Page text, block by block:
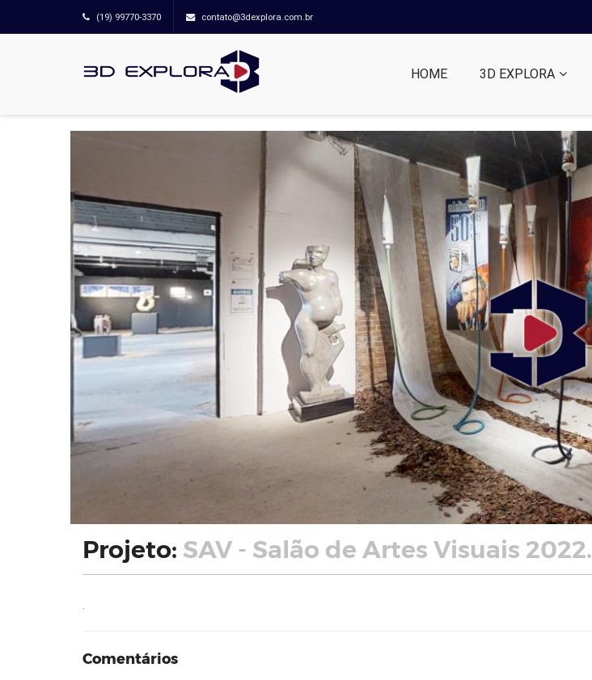
(19) 99770-3370 contato@3dexplora.com.br
HOME 3D EXPLORA
Projeto: SAV - Salão de Artes Visuais 2022.
Comentários